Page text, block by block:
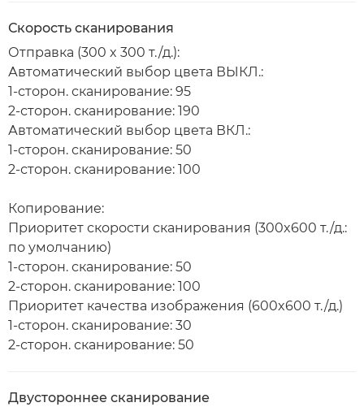
Скорость сканирования
Отправка (300 x 300 т./д.):
Автоматический выбор цвета ВЫКЛ.:
1-сторон. сканирование: 95
2-сторон. сканирование: 190
Автоматический выбор цвета ВКЛ.:
1-сторон. сканирование: 50
2-сторон. сканирование: 100
Копирование:
Приоритет скорости сканирования (300x600 т./д.:
по умолчанию)
1-сторон. сканирование: 50
2-сторон. сканирование: 100
Приоритет качества изображения (600x600 т./д.)
1-сторон. сканирование: 30
2-сторон. сканирование: 50
Двустороннее сканирование